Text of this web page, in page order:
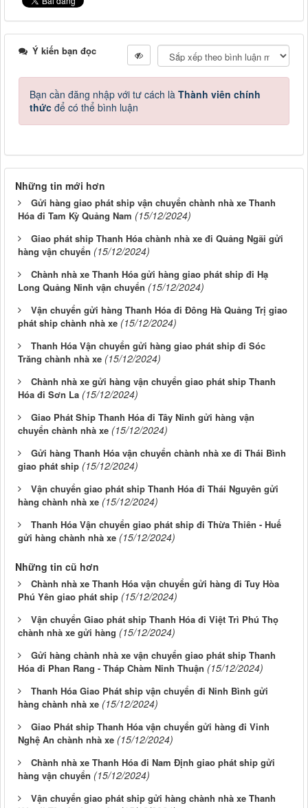
Ý kiến bạn đọc
Bạn cần đăng nhập với tư cách là Thành viên chính
thức để có thể bình luận
Những tin mới hơn
Gửi hàng giao phát ship vận chuyển chành nhà xe Thanh
Hóa đi Tam Kỳ Quảng Nam (15/12/2024)
Giao phát ship Thanh Hóa chành nhà xe đi Quảng Ngãi gửi
hàng vận chuyển (15/12/2024)
Chành nhà xe Thanh Hóa gửi hàng giao phát ship đi Hạ
Long Quảng Ninh vận chuyển (15/12/2024)
Vận chuyển gửi hàng Thanh Hóa đi Đông Hà Quảng Trị giao
phát ship chành nhà xe (15/12/2024)
Thanh Hóa Vận chuyển gửi hàng giao phát ship đi Sóc
Trăng chành nhà xe (15/12/2024)
Chành nhà xe gửi hàng vận chuyển giao phát ship Thanh
Hóa đi Sơn La (15/12/2024)
Giao Phát Ship Thanh Hóa đi Tây Ninh gửi hàng vận
chuyển chành nhà xe (15/12/2024)
Gửi hàng Thanh Hóa vận chuyển chành nhà xe đi Thái Bình
giao phát ship (15/12/2024)
Vận chuyển giao phát ship Thanh Hóa đi Thái Nguyên gửi
hàng chành nhà xe (15/12/2024)
Thanh Hóa Vận chuyển giao phát ship đi Thừa Thiên - Huế
gửi hàng chành nhà xe (15/12/2024)
Những tin cũ hơn
Chành nhà xe Thanh Hóa vận chuyển gửi hàng đi Tuy Hòa
Phú Yên giao phát ship (15/12/2024)
Vận chuyển Giao phát ship Thanh Hóa đi Việt Trì Phú Thọ
chành nhà xe gửi hàng (15/12/2024)
Gửi hàng chành nhà xe vận chuyển giao phát ship Thanh
Hóa đi Phan Rang - Tháp Chàm Ninh Thuận (15/12/2024)
Thanh Hóa Giao Phát ship vận chuyển đi Ninh Bình gửi
hàng chành nhà xe (15/12/2024)
Giao Phát ship Thanh Hóa vận chuyển gửi hàng đi Vinh
Nghệ An chành nhà xe (15/12/2024)
Chành nhà xe Thanh Hóa đi Nam Định giao phát ship gửi
hàng vận chuyển (15/12/2024)
Vận chuyển giao phát ship gửi hàng chành nhà xe Thanh